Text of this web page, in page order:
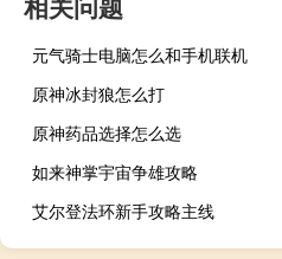
元气骑士电脑怎么和手机联机
原神冰封狼怎么打
原神药品选择怎么选
如来神掌宇宙争雄攻略
艾尔登法环新手攻略主线